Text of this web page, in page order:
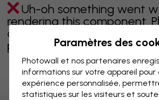
Uh-oh something went
rendering this component.
contact customer support if
problem persists.
Page 1 sur 1 pages
Paramètres des
Photowall et nos partenaires
informations sur votre appareil
expérience personnalisée,
statistiques sur les visiteurs et